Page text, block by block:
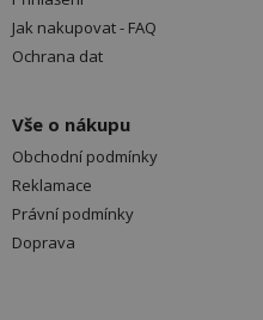
Jak nakupovat - FAQ
Ochrana dat
Vše o nákupu
Obchodní podmínky
Reklamace
Právní podmínky
Doprava